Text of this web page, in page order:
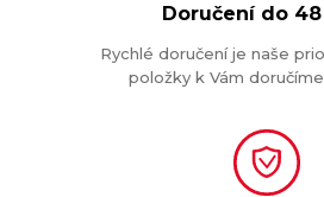
Doručení do
Rychlé doručení je naše
položky k Vám